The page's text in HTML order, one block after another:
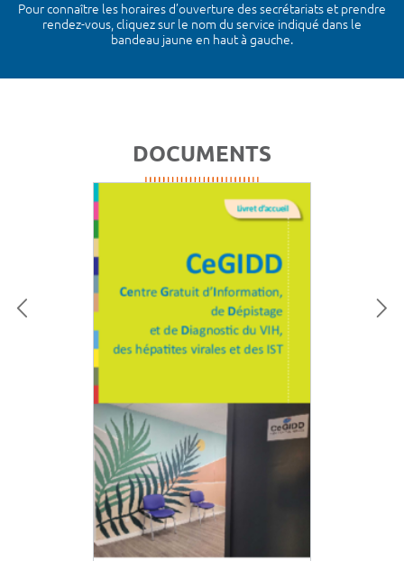
Pour connaître les horaires d’ouverture des secrétariats et prendre
rendez-vous, cliquez sur le nom du service indiqué dans le
bandeau jaune en haut à gauche.
DOCUMENTS